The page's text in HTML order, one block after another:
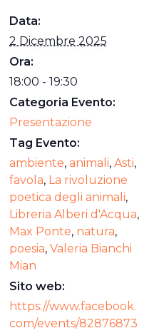
Data:
2 Dicembre 2025
Ora:
18:00 - 19:30
Categoria Evento:
Presentazione
Tag Evento:
ambiente,animali,Asti,
favola, La rivoluzione
poetica degli animali,
Libreria Alberi d'Acqua,
Max Ponte, natura,
poesia,Valeria Bianchi
Mian
Sito web:
https://www.facebook.
com/events/82876873